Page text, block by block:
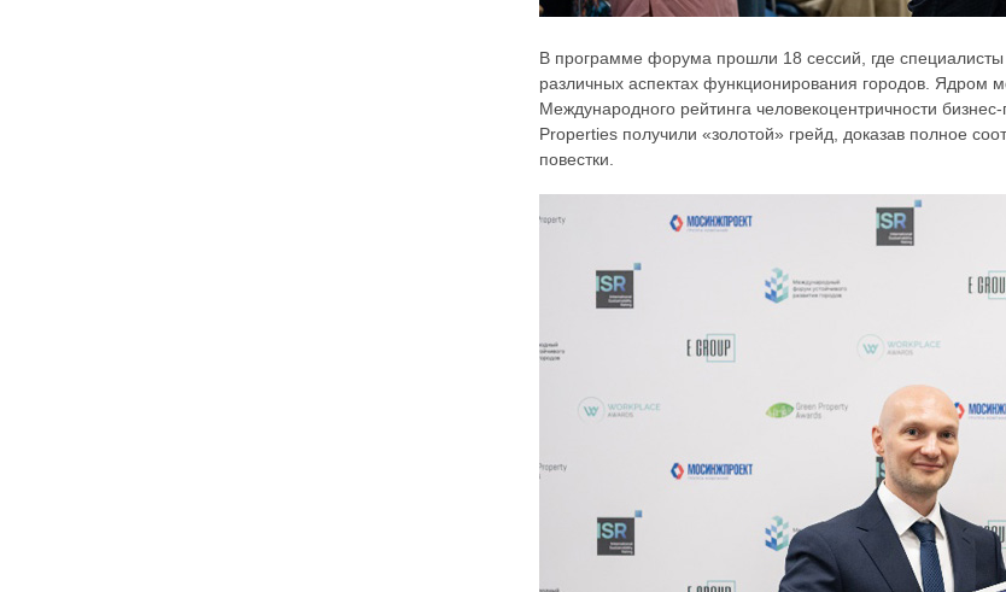
В программе форума прошли 18 сессий, где специалисты
различных аспектах функционирования городов.
Международного рейтинга человекоцентричности
Properties получили «золотой» грейд, доказав полное
повестки.